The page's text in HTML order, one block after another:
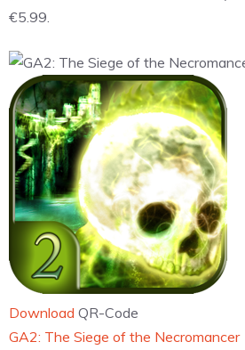
€5.99.
Download QR-Code
‎GA2: The Siege of the Necromancer